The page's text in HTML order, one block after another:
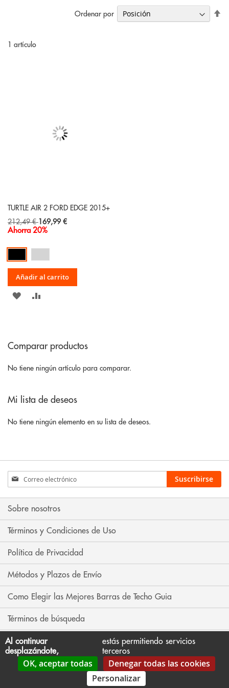
1 artículo
Ordenar por
TURTLE AIR 2 FORD EDGE 2015+
212,49 € Special
Price
169,99 €
Ahorra 20%
Añadir al carrito
AÑADIR
LISTA
DE
Comparar productos
No tiene ningún artículo para comparar.
Mi lista de deseos
No tiene ningún elemento en su lista de deseos.
Inscríbase
a
nuestro
boletín
noticias:
Suscribirse
Sobre nosotros
Términos y Condiciones de Uso
Política de Privacidad
Métodos y Plazos de Envío
Como Elegir las Mejores Barras de Techo Guia
Términos de búsqueda
Búsqueda avanzada
Contáctenos
Copyright portaequipaje.es
Al continuar
desplazándote,
estás permitiendo servicios
terceros
OK, aceptar todas
Denegar todas las cookies
Personalizar